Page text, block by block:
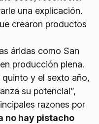
una explicación.
crearon productos
áridas como San
producción plena.
quinto y el sexto año,
su potencial”,
razones por
no hay pistacho